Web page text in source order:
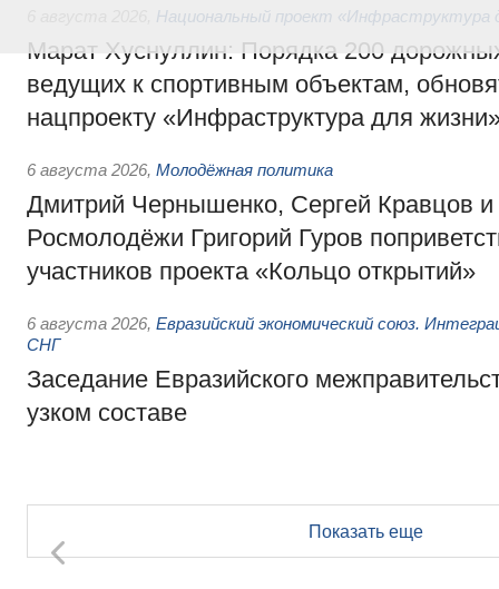
Национальный проект «Инфраструктура
Марат Хуснуллин: Порядка 200
ведущих к спортивным объектам,
нацпроекту «Инфраструктура для
6 августа 2026, Молодёжная политика
Дмитрий Чернышенко, Сергей Кравцов и
Росмолодёжи Григорий Гуров
участников проекта «Кольцо открытий»
6 августа 2026, Евразийский экономический союз.
СНГ
Заседание Евразийского
узком составе
Показать еще